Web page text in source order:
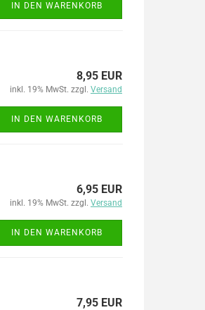
IN DEN WARENKORB
8,95 EUR
inkl. 19% MwSt. zzgl. Versand
IN DEN WARENKORB
6,95 EUR
inkl. 19% MwSt. zzgl. Versand
IN DEN WARENKORB
7,95 EUR